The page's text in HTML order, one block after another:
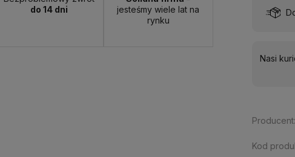
do 14 dni
jesteśmy wiele lat na
rynku
Dostawa: od 13,00 zł - ORLEN Paczka - (punkty odbioru)
Nasi
Producent:
Kod